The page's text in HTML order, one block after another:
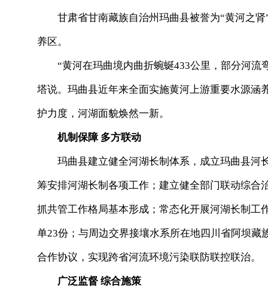
甘肃省甘南藏族自治州玛曲县被誉为“黄河之
养区。
“黄河在玛曲境内曲折蜿蜒433公里，部分河
塔说。玛曲县近年来全面实施黄河上游重要水源
护力度，河湖面貌焕然一新。
机制保障 多方联动
玛曲县建立健全河湖长制体系，成立玛曲县河
筹安排河湖长制各项工作；建立健全部门联动综
抓共管工作格局基本形成；常态化开展河湖长制工
单23份；与周边交界接壤水系所在地四川省阿坝
合作协议，实现跨省河流环境污染联防联控联治。
广泛监督 综合施策